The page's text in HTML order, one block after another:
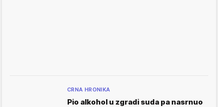
CRNA HRONIKA
Pio alkohol u zgradi suda pa nasrnuo